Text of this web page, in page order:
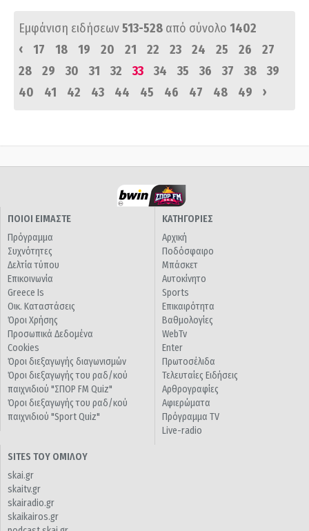
Εμφάνιση ειδήσεων513-528 από σύνολο 1402
‹
17 18 19 20 21 22 23 24 25 26
27
28
29 30 31 32 33 34 35 36 37 38
39
40
41 42 43 44 45 46 47 48 49 ›
ΠΟΙΟΙ ΕΙΜΑΣΤΕ
Πρόγραμμα
Συχνότητες
Δελτία τύπου
Επικοινωνία
Greece Is
Οικ. Καταστάσεις
Όροι Χρήσης
Προσωπικά Δεδομένα
Cookies
Όροι διεξαγωγής διαγωνισμών
Όροι διεξαγωγής του ραδ/κού
παιχνιδιού "ΣΠΟΡ FM Quiz"
Όροι διεξαγωγής του ραδ/κού
παιχνιδιού "Sport Quiz"
ΚΑΤΗΓΟΡΙΕΣ
Αρχική
Ποδόσφαιρο
Μπάσκετ
Αυτοκίνητο
Sports
Επικαιρότητα
Βαθμολογίες
WebTv
Enter
Πρωτοσέλιδα
Τελευταίες Ειδήσεις
Αρθρογραφίες
Αφιερώματα
Πρόγραμμα TV
Live-radio
SITES ΤΟΥ ΟΜΙΛΟΥ
skai.gr
skaitv.gr
skairadio.gr
skaikairos.gr